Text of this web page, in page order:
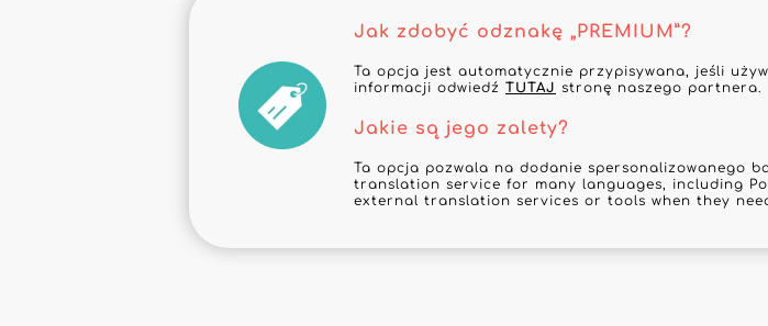
Jak zdobyć odznakę „PREMIUM”?
Ta opcja jest automatycznie przypisywana, jeśli
informacji odwiedź TUTAJ stronę naszego partnera.
Jakie są jego zalety?
Ta opcja pozwala na dodanie spersonalizowanego
translation service for many languages, including
external translation services or tools when they